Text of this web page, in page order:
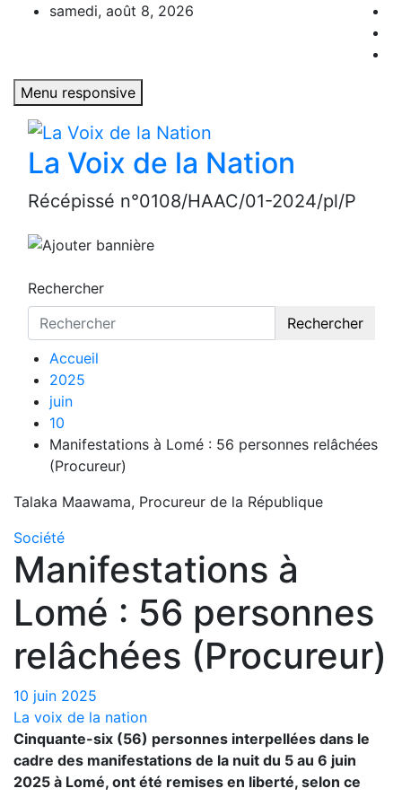
samedi, août 8, 2026
Menu responsive
La Voix de la Nation
Récépissé n°0108/HAAC/01-2024/pl/P
Rechercher
Rechercher
Accueil
2025
juin
10
Manifestations à Lomé : 56 personnes relâchées
(Procureur)
Talaka Maawama, Procureur de la République
Société
Manifestations à
Lomé : 56 personnes
relâchées (Procureur)
10 juin 2025
La voix de la nation
Cinquante-six (56) personnes interpellées dans le
cadre des manifestations de la nuit du 5 au 6 juin
2025 à Lomé, ont été remises en liberté, selon ce